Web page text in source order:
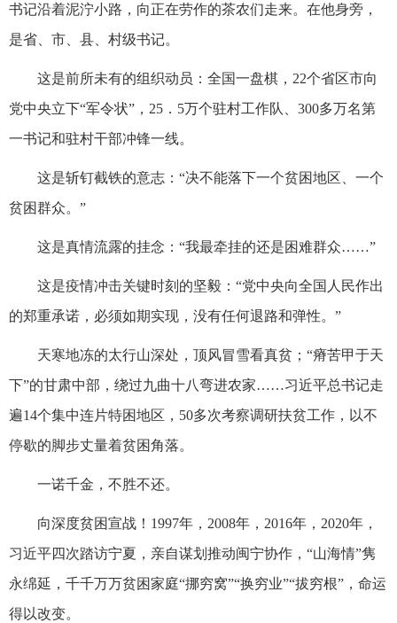
书记沿着泥泞小路，向正在劳作的茶农们走来。在他身旁，
是省、市、县、村级书记。
这是前所未有的组织动员：全国一盘棋，22个省区市向
党中央立下“军令状”，25．5万个驻村工作队、300多万名第
一书记和驻村干部冲锋一线。
这是斩钉截铁的意志：“决不能落下一个贫困地区、一个
贫困群众。”
这是真情流露的挂念：“我最牵挂的还是困难群众……”
这是疫情冲击关键时刻的坚毅：“党中央向全国人民作出
的郑重承诺，必须如期实现，没有任何退路和弹性。”
天寒地冻的太行山深处，顶风冒雪看真贫；“瘠苦甲于天
下”的甘肃中部，绕过九曲十八弯进农家……习近平总书记走
遍14个集中连片特困地区，50多次考察调研扶贫工作，以不
停歇的脚步丈量着贫困角落。
一诺千金，不胜不还。
向深度贫困宣战！1997年，2008年，2016年，2020年，
习近平四次踏访宁夏，亲自谋划推动闽宁协作，“山海情”隽
永绵延，千千万万贫困家庭“挪穷窝”“换穷业”“拔穷根”，命运
得以改变。